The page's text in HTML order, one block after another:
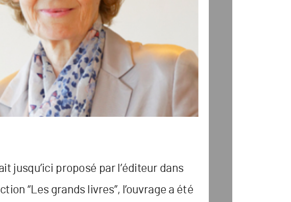
jusqu’ici proposé par l’éditeur dans
“Les grands livres”, l’ouvrage a été